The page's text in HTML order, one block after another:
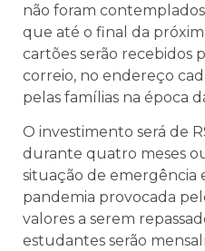
não foram
que até o final da
cartões serão recebidos
correio, no endereço
pelas famílias na época
O investimento será de
durante quatro meses
situação de emergência
pandemia provocada
valores a serem
estudantes serão